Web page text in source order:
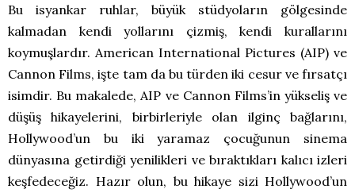
Bu isyankar ruhlar, büyük stüdyoların gölgesinde
kalmadan kendi yollarını çizmiş, kendi kurallarını
koymuşlardır. American International Pictures (AIP) ve
Cannon Films, işte tam da bu türden iki cesur ve fırsatçı
isimdir. Bu makalede, AIP ve Cannon Films’in yükseliş ve
düşüş hikayelerini, birbirleriyle olan ilginç bağlarını,
Hollywood’un bu iki yaramaz çocuğunun sinema
dünyasına getirdiği yenilikleri ve bıraktıkları kalıcı izleri
keşfedeceğiz. Hazır olun, bu hikaye sizi Hollywood’un